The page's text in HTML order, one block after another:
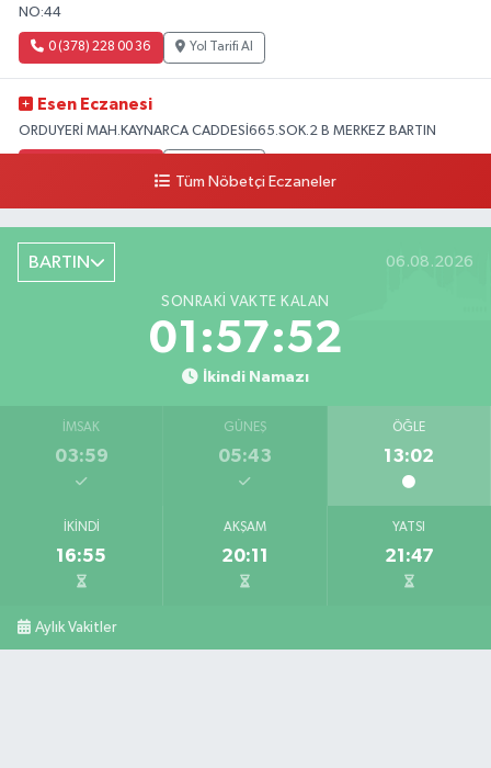
NO:44
0 (378) 228 00 36 Yol Tarifi Al
Esen Eczanesi
ORDUYERİ MAH.KAYNARCA CADDESİ665.SOK.2 B MERKEZ BARTIN
0 (378) 227 85 45
Tüm Nöbetçi Eczaneler
BARTIN 06.08.2026
SONRAKI VAKTE KALAN
01:57:51
İkindi Namazı
İMSAK
03:59
GÜNEŞ
05:43
ÖĞLE
13:02
İKINDI
16:55
AKŞAM
20:11
YATSI
21:47
Aylık Vakitler